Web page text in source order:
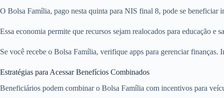
O Bolsa Família, pago nesta quinta para NIS final 8, pode se beneficiar
Essa economia permite que recursos sejam realocados para educação
Se você recebe o Bolsa Família, verifique apps para gerenciar finanças.
Estratégias para Acessar Benefícios Combinados
Beneficiários podem combinar o Bolsa Família com incentivos para